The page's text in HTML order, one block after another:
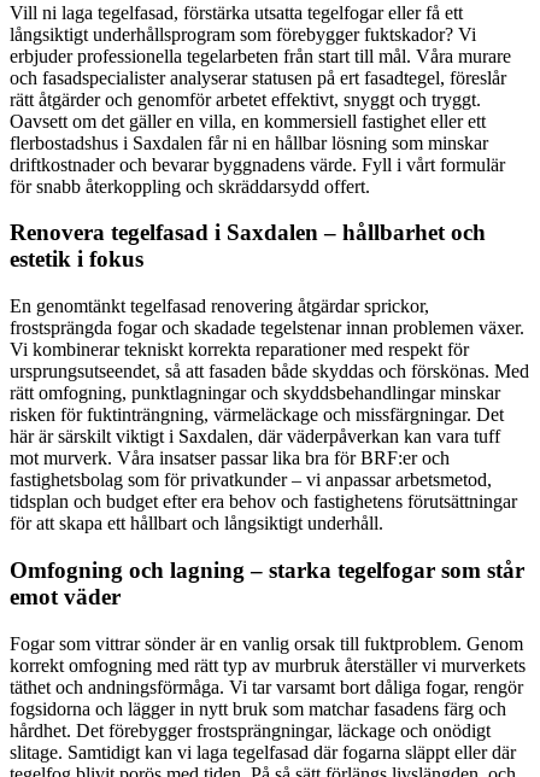
Vill ni laga tegelfasad, förstärka utsatta tegelfogar eller få ett
långsiktigt underhållsprogram som förebygger fuktskador? Vi
erbjuder professionella tegelarbeten från start till mål. Våra murare
och fasadspecialister analyserar statusen på ert fasadtegel, föreslår
rätt åtgärder och genomför arbetet effektivt, snyggt och tryggt.
Oavsett om det gäller en villa, en kommersiell fastighet eller ett
flerbostadshus i Saxdalen får ni en hållbar lösning som minskar
driftkostnader och bevarar byggnadens värde. Fyll i vårt formulär
för snabb återkoppling och skräddarsydd offert.
Renovera tegelfasad i Saxdalen – hållbarhet och
estetik i fokus
En genomtänkt tegelfasad renovering åtgärdar sprickor,
frostsprängda fogar och skadade tegelstenar innan problemen växer.
Vi kombinerar tekniskt korrekta reparationer med respekt för
ursprungsutseendet, så att fasaden både skyddas och förskönas. Med
rätt omfogning, punktlagningar och skyddsbehandlingar minskar
risken för fuktinträngning, värmeläckage och missfärgningar. Det
här är särskilt viktigt i Saxdalen, där väderpåverkan kan vara tuff
mot murverk. Våra insatser passar lika bra för BRF:er och
fastighetsbolag som för privatkunder – vi anpassar arbetsmetod,
tidsplan och budget efter era behov och fastighetens förutsättningar
för att skapa ett hållbart och långsiktigt underhåll.
Omfogning och lagning – starka tegelfogar som står
emot väder
Fogar som vittrar sönder är en vanlig orsak till fuktproblem. Genom
korrekt omfogning med rätt typ av murbruk återställer vi murverkets
täthet och andningsförmåga. Vi tar varsamt bort dåliga fogar, rengör
fogsidorna och lägger in nytt bruk som matchar fasadens färg och
hårdhet. Det förebygger frostsprängningar, läckage och onödigt
slitage. Samtidigt kan vi laga tegelfasad där fogarna släppt eller där